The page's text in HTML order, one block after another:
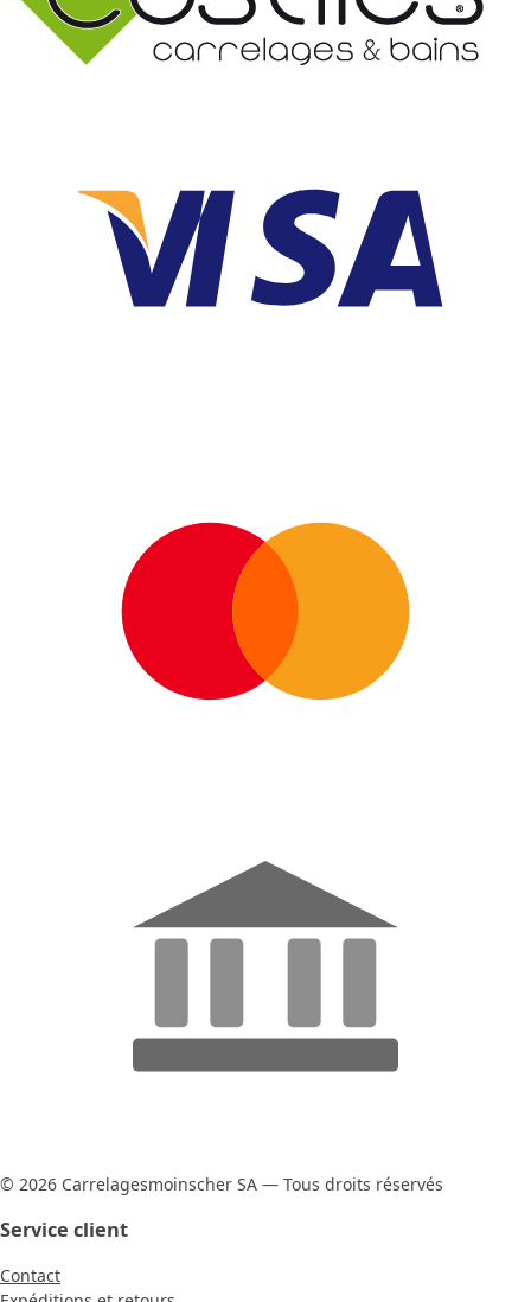
© 2026 Carrelagesmoinscher SA — Tous droits réservés
Service client
Contact